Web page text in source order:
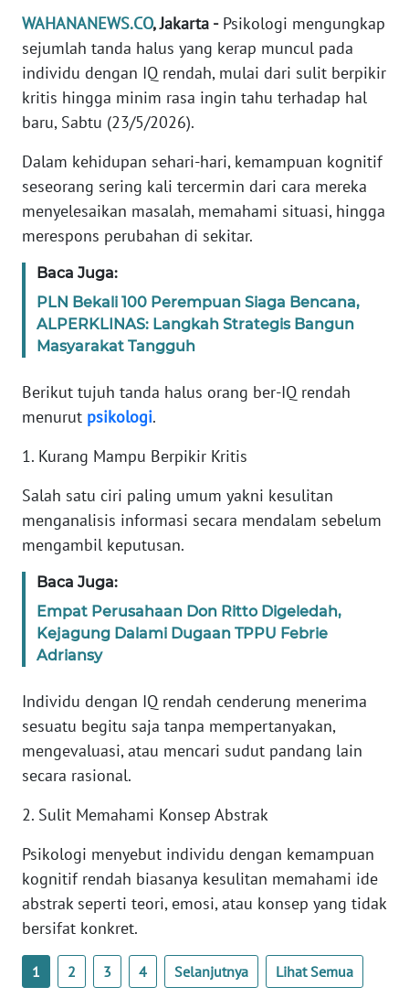
WAHANANEWS.CO, Jakarta -Psikologi mengungkap
sejumlah tanda halus yang kerap muncul pada
individu dengan IQ rendah, mulai dari sulit berpikir
kritis hingga minim rasa ingin tahu terhadap hal
baru, Sabtu (23/5/2026).
Dalam kehidupan sehari-hari, kemampuan kognitif
seseorang sering kali tercermin dari cara mereka
menyelesaikan masalah, memahami situasi, hingga
merespons perubahan di sekitar.
Baca Juga:
PLN Bekali 100 Perempuan Siaga Bencana,
ALPERKLINAS: Langkah Strategis Bangun
Masyarakat Tangguh
Berikut tujuh tanda halus orang ber-IQ rendah
menurut psikologi.
1. Kurang Mampu Berpikir Kritis
Salah satu ciri paling umum yakni kesulitan
menganalisis informasi secara mendalam sebelum
mengambil keputusan.
Baca Juga:
Empat Perusahaan Don Ritto Digeledah,
Kejagung Dalami Dugaan TPPU Febrie
Adriansy
Individu dengan IQ rendah cenderung menerima
sesuatu begitu saja tanpa mempertanyakan,
mengevaluasi, atau mencari sudut pandang lain
secara rasional.
2. Sulit Memahami Konsep Abstrak
Psikologi menyebut individu dengan kemampuan
kognitif rendah biasanya kesulitan memahami ide
abstrak seperti teori, emosi, atau konsep yang tidak
bersifat konkret.
1 2 3 4 Selanjutnya Lihat Semua
INDEKS
BERITA
KONTAK
KAMI
INFO
TENTANG
KAMI
PEDOMAN
MEDIA
SIBER
KARIR
DISCLAIMER
Wahana
Regional
WN
SUMUT
WN
JAKARTA
JABAR
BANTEN
WN
NTT
KEPRI